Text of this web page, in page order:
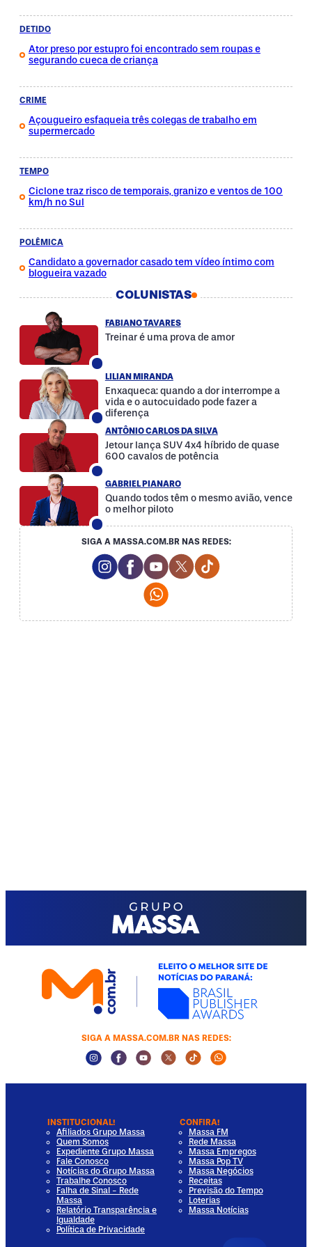
DETIDO
Ator preso por estupro foi encontrado sem roupas e
segurando cueca de criança
CRIME
Açougueiro esfaqueia três colegas de trabalho em
supermercado
TEMPO
Ciclone traz risco de temporais, granizo e ventos de 100
km/h no Sul
POLÊMICA
Candidato a governador casado tem vídeo íntimo com
blogueira vazado
COLUNISTAS
FABIANO TAVARES
Treinar é uma prova de amor
LILIAN MIRANDA
Enxaqueca: quando a dor interrompe a
vida e o autocuidado pode fazer a
diferença
ANTÔNIO CARLOS DA SILVA
Jetour lança SUV 4x4 híbrido de quase
600 cavalos de potência
GABRIEL PIANARO
Quando todos têm o mesmo avião, vence
o melhor piloto
SIGA A MASSA.COM.BR NAS REDES:
Instagram Social Media
Facebook Social Media
Youtube Social Media
Twitter Social Media
Tiktok Social
SIGA A MASSA.COM.BR NAS REDES:
Instagram Social Media
Facebook Social Media
Youtube Social Media
Twitter Social Media
Tiktok Social Media
Whatsapp
INSTITUCIONAL!
Afiliados Grupo Massa
Quem Somos
Expediente Grupo Massa
Fale Conosco
Notícias do Grupo Massa
Trabalhe Conosco
Falha de Sinal - Rede
Massa
Relatório Transparência e
Igualdade
Política de Privacidade
CONFIRA!
Massa FM
Rede Massa
Massa Empregos
Massa Pop TV
Massa Negócios
Receitas
Previsão do Tempo
Loterias
Massa Notícias